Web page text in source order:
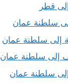
قطر
سلطنة عمان
إلى سلطنة عمان
إلى سلطنة عمان
سلطنة عمان